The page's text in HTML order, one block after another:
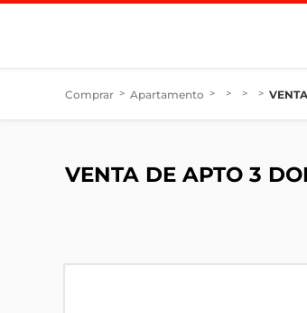
Comprar > Apartamento > > > >
VENTA DE APTO 3